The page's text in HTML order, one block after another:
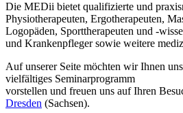
Die MEDii bietet qualifizierte und
Physiotherapeuten, Ergotherapeuten,
Logopäden, Sporttherapeuten und -
und Krankenpfleger sowie weitere
Auf unserer Seite möchten wir Ihnen
vielfältiges Seminarprogramm
vorstellen und freuen uns auf Ihren
Dresden (Sachsen).